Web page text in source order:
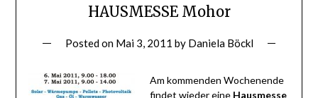
HAUSMESSE Mohor
Posted on Mai 3, 2011 by Daniela Böckl
Am kommenden Wochenende
findet wieder eine Hausmesse